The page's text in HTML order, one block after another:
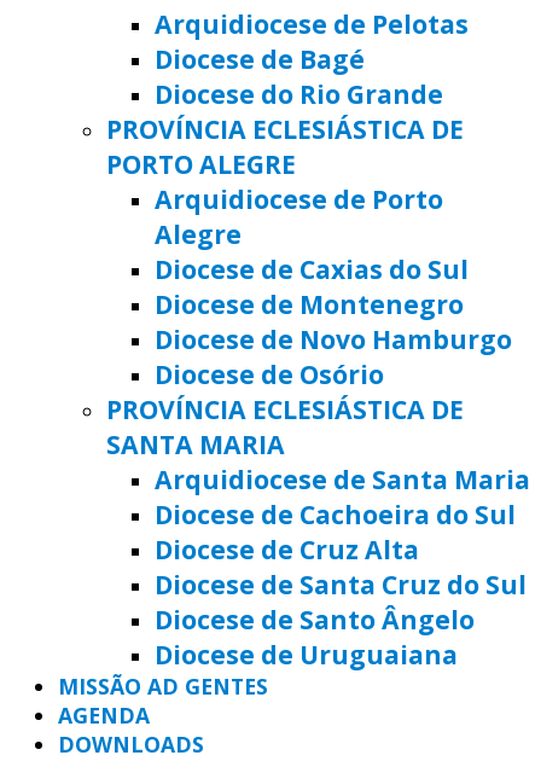
Arquidiocese de Pelotas
Diocese de Bagé
Diocese do Rio Grande
PROVÍNCIA ECLESIÁSTICA DE
PORTO ALEGRE
Arquidiocese de Porto
Alegre
Diocese de Caxias do Sul
Diocese de Montenegro
Diocese de Novo Hamburgo
Diocese de Osório
PROVÍNCIA ECLESIÁSTICA DE
SANTA MARIA
Arquidiocese de Santa Maria
Diocese de Cachoeira do Sul
Diocese de Cruz Alta
Diocese de Santa Cruz do Sul
Diocese de Santo Ângelo
Diocese de Uruguaiana
MISSÃO AD GENTES
AGENDA
DOWNLOADS